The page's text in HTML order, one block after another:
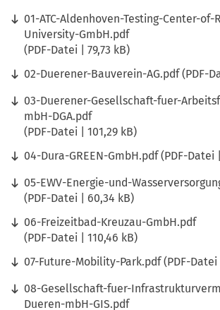
01-ATC-Aldenhoven-Testing-Center-of-
University-GmbH.pdf
PDF-Datei
79,73 kB
02-Duerener-Bauverein-AG.pdf PDF-
03-Duerener-Gesellschaft-fuer-
mbH-DGA.pdf
PDF-Datei
101,29 kB
04-Dura-GREEN-GmbH.pdf PDF-Datei
05-EWV-Energie-und-
PDF-Datei
60,34 kB
06-Freizeitbad-Kreuzau-GmbH.pdf
PDF-Datei
110,46 kB
07-Future-Mobility-Park.pdf PDF-Datei
08-Gesellschaft-fuer-
Dueren-mbH-GIS.pdf